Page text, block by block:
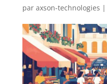
par axson-technologies |